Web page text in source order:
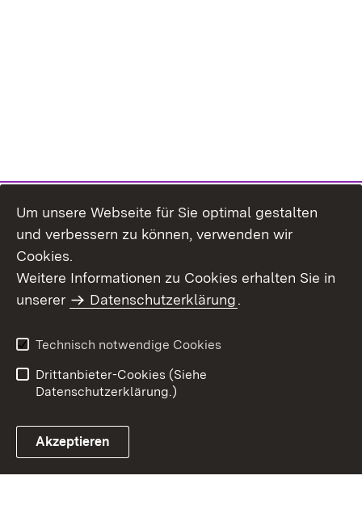
Benutzungshinweise
Erklärung zur
Um unsere Webseite für Sie optimal gestalten
und verbessern zu können, verwenden wir
Cookies.
Weitere Informationen zu Cookies erhalten Sie in
unserer
Datenschutzerklärung.
Technisch notwendige Cookies
Drittanbieter-Cookies (Siehe
Datenschutzerklärung.)
Akzeptieren